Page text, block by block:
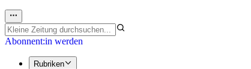
Abonnent:in werden
Rubriken